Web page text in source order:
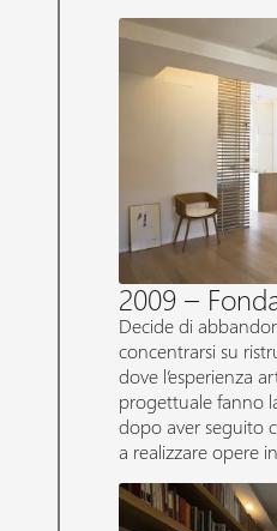
2009 –
Decide di
concentrarsi su
dove l’esperienza
progettuale fanno
dopo aver seguito
a realizzare opere